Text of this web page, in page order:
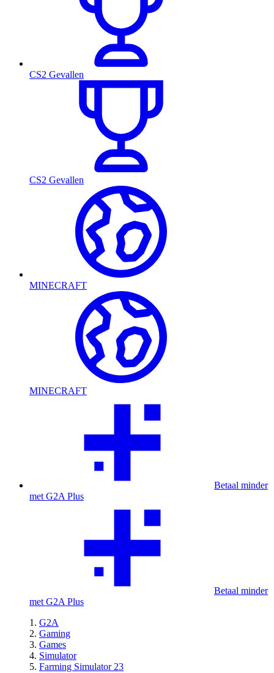
CS2 Gevallen
CS2 Gevallen
MINECRAFT
MINECRAFT
Betaal minder
met G2A Plus
Betaal minder
met G2A Plus
G2A
Gaming
Games
Simulator
Farming Simulator 23